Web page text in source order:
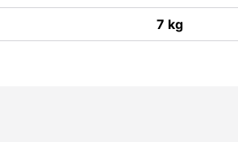
7 kg